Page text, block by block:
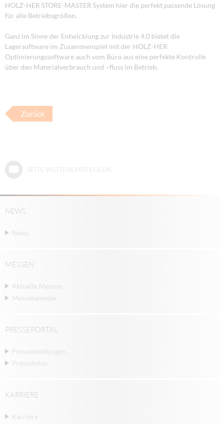
HOLZ-HER STORE-MASTER System hier die perfekt passende Lösung
für alle Betriebsgrößen.
Ganz im Sinne der Entwicklung zur Industrie 4.0 bietet die
Lagersoftware im Zusammenspiel mit der HOLZ-HER
Optimierungssoftware auch vom Büro aus eine perfekte Kontrolle
über den Materialverbrauch und –fluss im Betrieb.
Zurück
NEWS
News
MESSEN
Aktuelle Messen
Messekalender
PRESSEPORTAL
Pressemeldungen
Pressefotos
KARRIERE
Karriere